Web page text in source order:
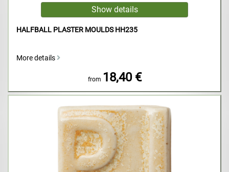
HALFBALL PLASTER MOULDS HH235
More details
from 18,40 €